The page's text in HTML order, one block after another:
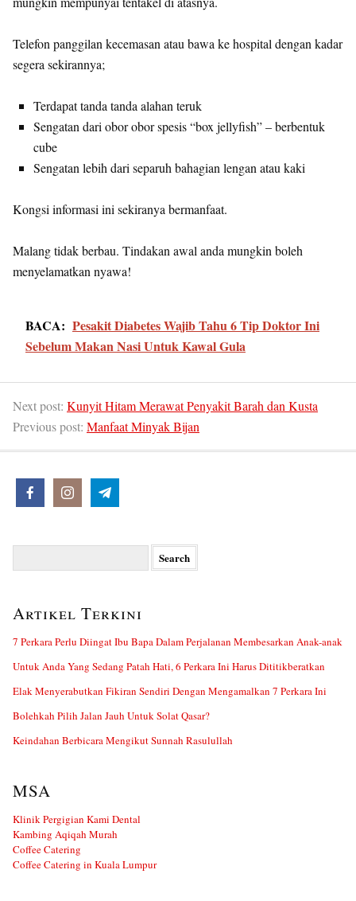
Telefon panggilan kecemasan atau bawa ke hospital dengan kadar
segera sekirannya;
Terdapat tanda tanda alahan teruk
Sengatan dari obor obor spesis “box jellyfish” – berbentuk
cube
Sengatan lebih dari separuh bahagian lengan atau kaki
Kongsi informasi ini sekiranya bermanfaat.
Malang tidak berbau. Tindakan awal anda mungkin boleh
menyelamatkan nyawa!
BACA: Pesakit Diabetes Wajib Tahu 6 Tip Doktor Ini
Sebelum Makan Nasi Untuk Kawal Gula
Next post: Kunyit Hitam Merawat Penyakit Barah dan Kusta
Previous post: Manfaat Minyak Bijan
Artikel Terkini
7 Perkara Perlu Diingat Ibu Bapa Dalam Perjalanan Membesarkan Anak-anak
Untuk Anda Yang Sedang Patah Hati, 6 Perkara Ini Harus Dititikberatkan
Elak Menyerabutkan Fikiran Sendiri Dengan Mengamalkan 7 Perkara Ini
Bolehkah Pilih Jalan Jauh Untuk Solat Qasar?
Keindahan Berbicara Mengikut Sunnah Rasulullah
MSA
Klinik Pergigian Kami Dental
Kambing Aqiqah Murah
Coffee Catering
Coffee Catering in Kuala Lumpur